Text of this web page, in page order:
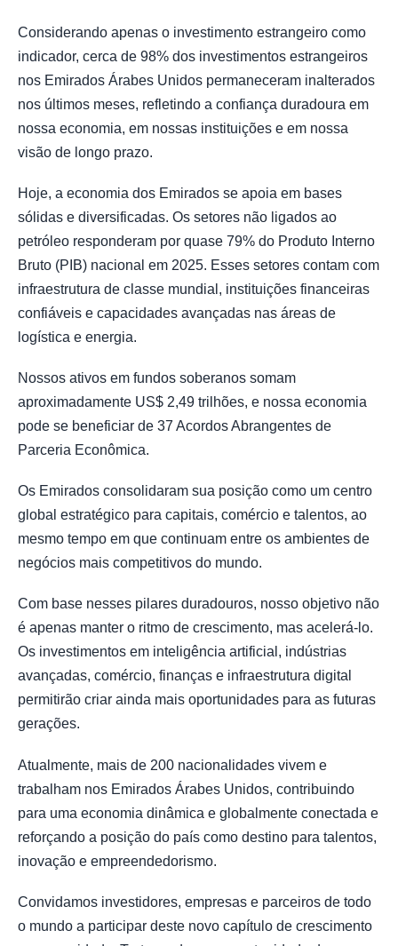
Considerando apenas o investimento estrangeiro como
indicador, cerca de 98% dos investimentos estrangeiros
nos Emirados Árabes Unidos permaneceram inalterados
nos últimos meses, refletindo a confiança duradoura em
nossa economia, em nossas instituições e em nossa
visão de longo prazo.
Hoje, a economia dos Emirados se apoia em bases
sólidas e diversificadas. Os setores não ligados ao
petróleo responderam por quase 79% do Produto Interno
Bruto (PIB) nacional em 2025. Esses setores contam com
infraestrutura de classe mundial, instituições financeiras
confiáveis e capacidades avançadas nas áreas de
logística e energia.
Nossos ativos em fundos soberanos somam
aproximadamente US$ 2,49 trilhões, e nossa economia
pode se beneficiar de 37 Acordos Abrangentes de
Parceria Econômica.
Os Emirados consolidaram sua posição como um centro
global estratégico para capitais, comércio e talentos, ao
mesmo tempo em que continuam entre os ambientes de
negócios mais competitivos do mundo.
Com base nesses pilares duradouros, nosso objetivo não
é apenas manter o ritmo de crescimento, mas acelerá-lo.
Os investimentos em inteligência artificial, indústrias
avançadas, comércio, finanças e infraestrutura digital
permitirão criar ainda mais oportunidades para as futuras
gerações.
Atualmente, mais de 200 nacionalidades vivem e
trabalham nos Emirados Árabes Unidos, contribuindo
para uma economia dinâmica e globalmente conectada e
reforçando a posição do país como destino para talentos,
inovação e empreendedorismo.
Convidamos investidores, empresas e parceiros de todo
o mundo a participar deste novo capítulo de crescimento